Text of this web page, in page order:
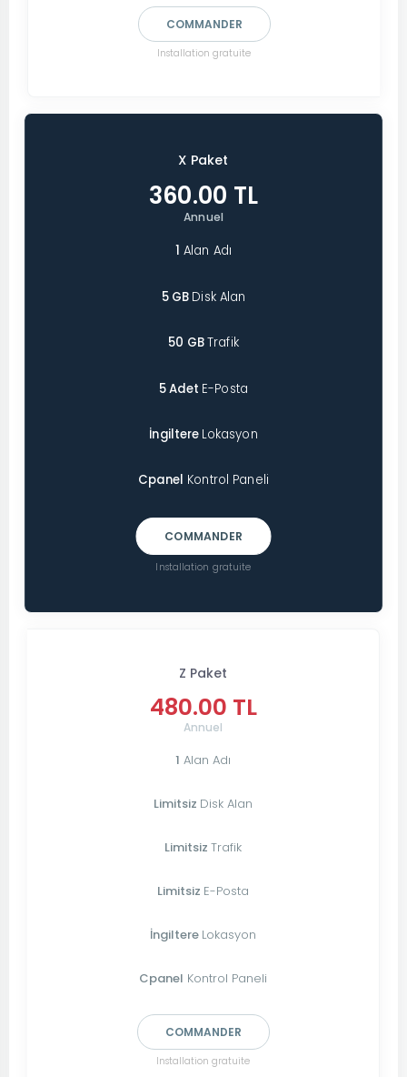
COMMANDER
Installation gratuite
X Paket
360.00 TL
Annuel
1 Alan Adı
5 GB Disk Alan
50 GBTrafik
5 Adet E-Posta
İngiltere Lokasyon
Cpanel Kontrol Paneli
COMMANDER
Installation gratuite
Z Paket
480.00 TL
Annuel
1 Alan Adı
Limitsiz Disk Alan
Limitsiz Trafik
Limitsiz E-Posta
İngiltere Lokasyon
Cpanel Kontrol Paneli
COMMANDER
Installation gratuite